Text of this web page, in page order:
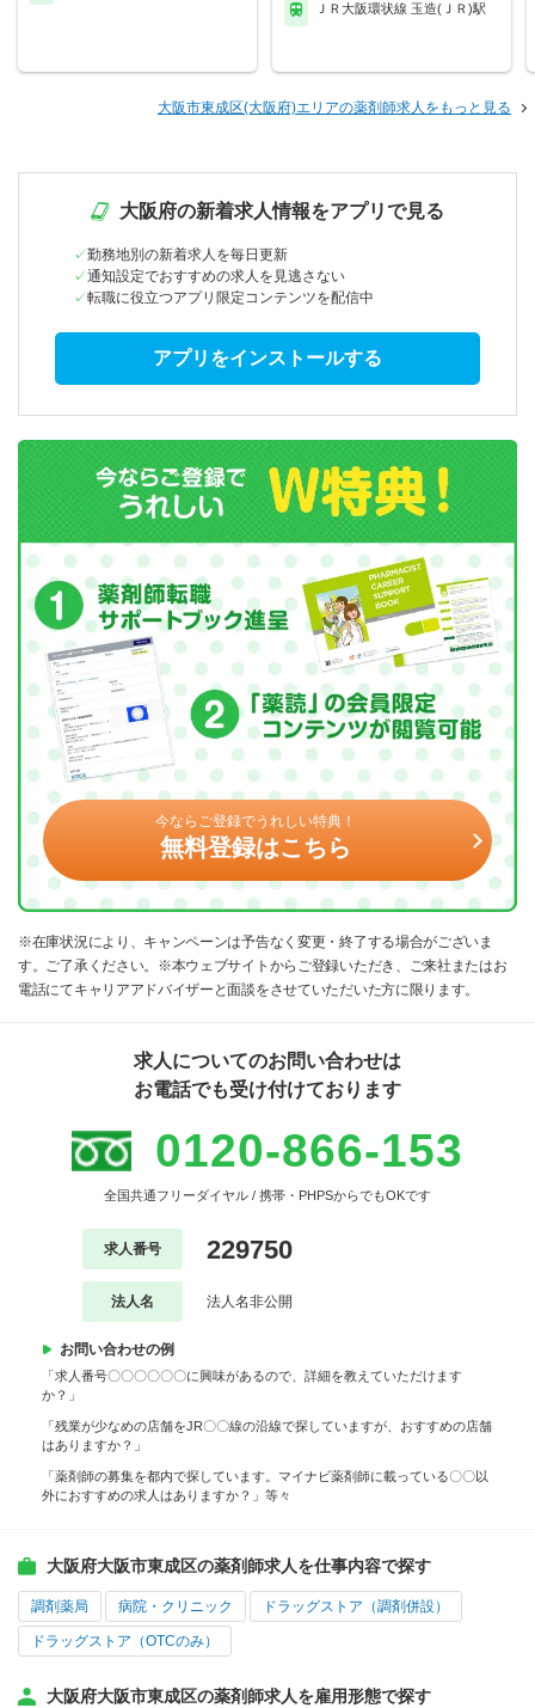
ＪＲ大阪環状線 玉造(ＪＲ)駅
大阪市東成区(大阪府)エリアの薬剤師求人をもっと見る
大阪府の新着求人情報をアプリで見る
勤務地別の新着求人を毎日更新
通知設定でおすすめの求人を見逃さない
転職に役立つアプリ限定コンテンツを配信中
アプリをインストールする
今ならご登録でうれしい特典！
無料登録はこちら
※在庫状況により、キャンペーンは予告なく変更・終了する場合がございま
す。ご了承ください。※本ウェブサイトからご登録いただき、ご来社またはお
電話にてキャリアアドバイザーと面談をさせていただいた方に限ります。
求人についてのお問い合わせは
お電話でも受け付けております
0120-866-153
全国共通フリーダイヤル / 携帯・PHPSからでもOKです
求人番号 229750
法人名 法人名非公開
お問い合わせの例
「求人番号〇〇〇〇〇〇に興味があるので、詳細を教えていただけます
か？」
「残業が少なめの店舗をJR〇〇線の沿線で探していますが、おすすめの店舗
はありますか？」
「薬剤師の募集を都内で探しています。マイナビ薬剤師に載っている〇〇以
外におすすめの求人はありますか？」等々
大阪府大阪市東成区の薬剤師求人を仕事内容で探す
調剤薬局 病院・クリニック ドラッグストア（調剤併設）
ドラッグストア（OTCのみ）
大阪府大阪市東成区の薬剤師求人を雇用形態で探す